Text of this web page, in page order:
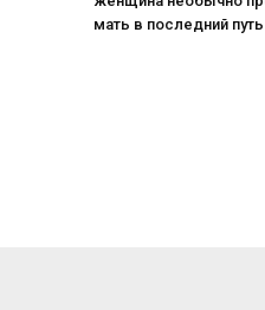
мать в последний путь